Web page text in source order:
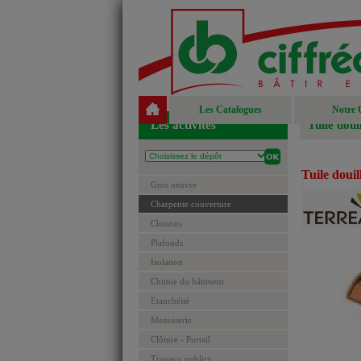
Les Catalogues Notre
Les activités
Gros oeuvre
Charpente couverture
Cloisons
Plafonds
Isolation
Chimie du bâtiment
Etanchéité
Menuiserie
Clôture - Portail
Travaux publics
Tuile
Tuile